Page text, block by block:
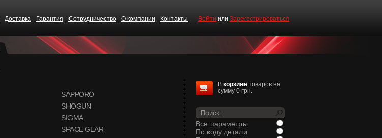
Доставка Гарантия Сотрудничество О компании Контакты Войти или Зарегестрироваться
SAPPORO
SHOGUN
SIGMA
SPACE GEAR
В корзине товаров на
сумму 0 грн.
Все параметры
По коду детали